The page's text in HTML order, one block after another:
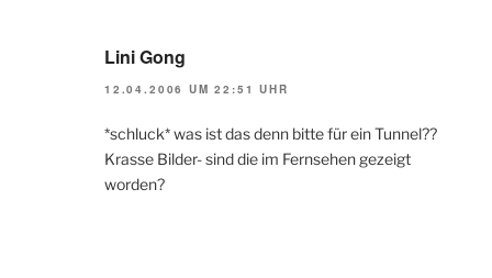
Lini Gong
12.04.2006 UM 22:51 UHR
*schluck* was ist das denn bitte für ein Tunnel??
Krasse Bilder- sind die im Fernsehen gezeigt
worden?